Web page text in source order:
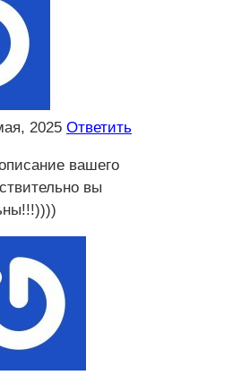
2025 Ответить
вашего
вы